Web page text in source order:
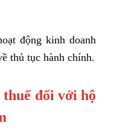
động kinh doanh
thủ tục hành chính.
đối với hộ